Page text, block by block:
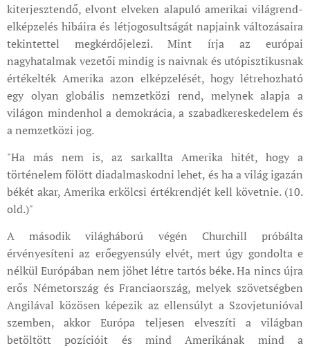
kiterjesztendő, elvont elveken alapuló amerikai világrend-
elképzelés hibáira és létjogosultságát napjaink változásaira
tekintettel megkérdőjelezi. Mint írja az európai
nagyhatalmak vezetői mindig is naivnak és utópisztikusnak
értékelték Amerika azon elképzelését, hogy létrehozható
egy olyan globális nemzetközi rend, melynek alapja a
világon mindenhol a demokrácia, a szabadkereskedelem és
a nemzetközi jog.
"Ha más nem is, az sarkallta Amerika hitét, hogy a
történelem fölött diadalmaskodni lehet, és ha a világ igazán
békét akar, Amerika erkölcsi értékrendjét kell követnie. (10.
old.)"
A második világháború végén Churchill próbálta
érvényesíteni az erőegyensúly elvét, mert úgy gondolta e
nélkül Európában nem jöhet létre tartós béke. Ha nincs újra
erős Németország és Franciaország, melyek szövetségben
Angilával közösen képezik az ellensúlyt a Szovjetunióval
szemben, akkor Európa teljesen elveszíti a világban
betöltött pozícióit és mind Amerikának mind a